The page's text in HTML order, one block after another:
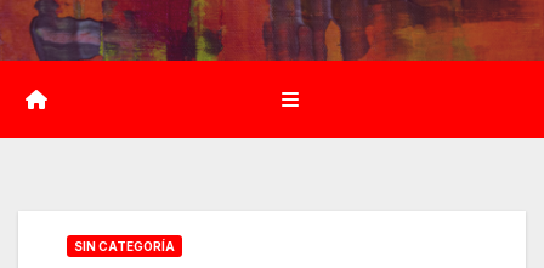
Saltar
al
contenido
SIN CATEGORÍA